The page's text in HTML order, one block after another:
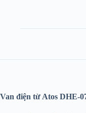
Van điện từ Atos DHE-